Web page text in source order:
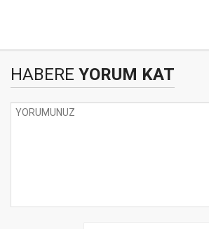
HABERE YORUM KAT